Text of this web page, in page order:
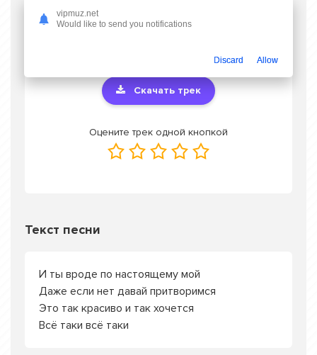
Скачать песню Radil - И ты вроде по
настоящемув mp3 или слушать онлайн
Скачать трек
Оцените трек одной кнопкой
Текст песни
И ты вроде по настоящему мой
Даже если нет давай притворимся
Это так красиво и так хочется
Всё таки всё таки
vipmuz.net
Would like to send you notifications
Discard Allow